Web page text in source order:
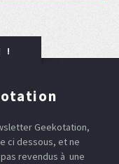
!
Geekotation,
ci dessous, et ne
revendus à une